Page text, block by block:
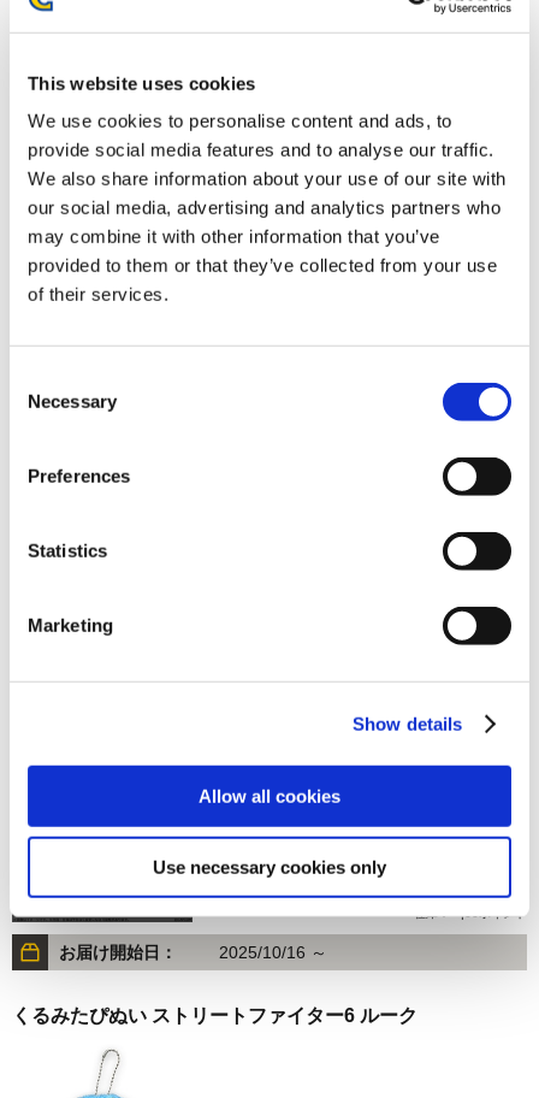
This website uses cookies
We use cookies to personalise content and ads, to
provide social media features and to analyse our traffic.
We also share information about your use of our site with
our social media, advertising and analytics partners who
may combine it with other information that you’ve
provided to them or that they’ve collected from your use
of their services.
Selection
Necessary
Preferences
Statistics
Marketing
Show details
Allow all cookies
Use necessary cookies only
お届け開始日： 2025/10/16 ～
2,200円(税込)
くるみたぴぬい ストリートファイター6 A.K.I.
1,320円(税込)
お届け開始日：
(税込)
在庫：× |66ポイント
お届け開始日： 2025/10/16 ～
くるみたぴぬい ストリートファイター6 ルーク